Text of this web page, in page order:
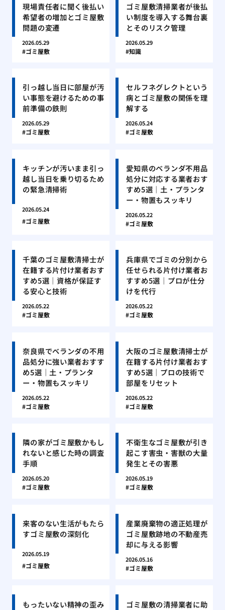
現場責任者に聞く後払い
希望者の増加とゴミ屋敷
問題の変遷
2026.05.29
ゴミ屋敷
ゴミ屋敷清掃業者が後払
い制度を導入する舞台裏
とそのリスク管理
2026.05.29
知識
引っ越し当日に部屋が汚
い事態を避けるための事
前準備の鉄則
2026.05.29
ゴミ屋敷
セルフネグレクトという
病とゴミ屋敷の関係を理
解する
2026.05.24
ゴミ屋敷
キッチンが汚いまま引っ
越し当日を乗り切るため
の緊急清掃術
2026.05.24
ゴミ屋敷
愛知県のベランダ不用品
処分に対応する業者おす
すめ5選｜土・プランタ
ー・物置もスッキリ
2026.05.22
ゴミ屋敷
千葉のゴミ屋敷清掃士が
在籍する片付け業者おす
すめ5選｜資格が保証す
る安心と技術
2026.05.22
ゴミ屋敷
兵庫県でゴミの分別から
任せられる片付け業者お
すすめ5選｜プロが仕分
けを代行
2026.05.22
ゴミ屋敷
奈良県でベランダの不用
品処分に強い業者おすす
め5選｜土・プランタ
ー・物置もスッキリ
2026.05.22
ゴミ屋敷
大阪のゴミ屋敷清掃士が
在籍する片付け業者おす
すめ5選｜プロの技術で
部屋をリセット
2026.05.22
ゴミ屋敷
隣の家がゴミ屋敷かもし
れないと感じた時の調査
手順
2026.05.20
ゴミ屋敷
不衛生なゴミ屋敷が引き
起こす害虫・害獣の大量
発生とその害悪
2026.05.19
ゴミ屋敷
来客のない生活がもたら
すゴミ屋敷の深刻化
2026.05.19
ゴミ屋敷
産業廃棄物の適正処理が
ゴミ屋敷跡地の不動産売
却に与える影響
2026.05.16
ゴミ屋敷
もったいない精神の歪み
ゴミ屋敷の清掃業者に助